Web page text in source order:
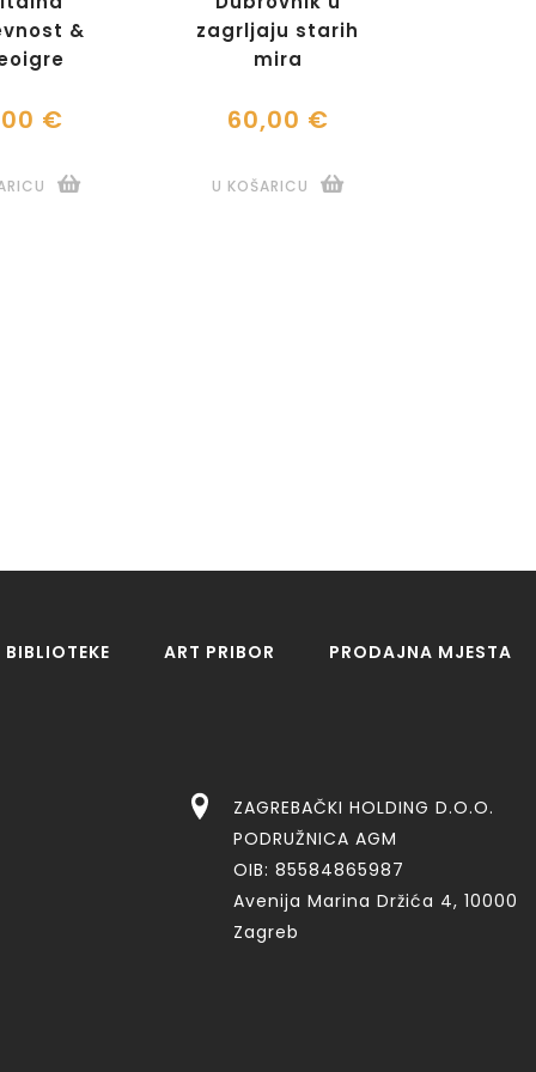
&
€
zagrljaju starih
mira
60,00 €
U KOŠARICU
ART PRIBOR PRODAJNA MJESTA
ZAGREBAČKI HOLDING D.O.O.
PODRUŽNICA AGM
OIB: 85584865987
Avenija Marina Držića 4, 10000
Zagreb